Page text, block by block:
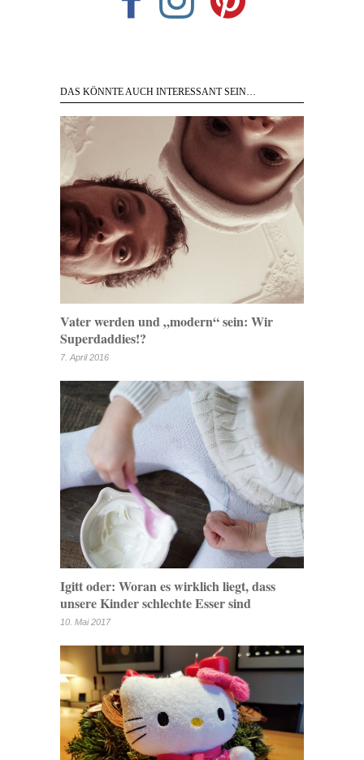
DAS KÖNNTE AUCH INTERESSANT SEIN…
Vater werden und „modern“ sein: Wir
Superdaddies!?
7. April 2016
Igitt oder: Woran es wirklich liegt, dass
unsere Kinder schlechte Esser sind
10. Mai 2017